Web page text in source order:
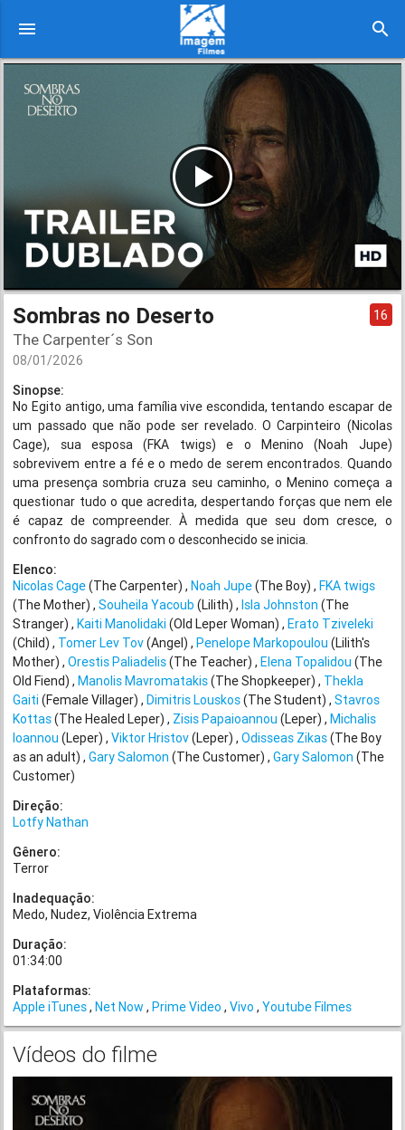
menu search
Sombras no Deserto 16
The Carpenter´s Son
08/01/2026
Sinopse:
No Egito antigo, uma família vive escondida, tentando escapar de
um passado que não pode ser revelado. O Carpinteiro (Nicolas
Cage), sua esposa (FKA twigs) e o Menino (Noah Jupe)
sobrevivem entre a fé e o medo de serem encontrados. Quando
uma presença sombria cruza seu caminho, o Menino começa a
questionar tudo o que acredita, despertando forças que nem ele
é capaz de compreender. À medida que seu dom cresce, o
confronto do sagrado com o desconhecido se inicia.
Elenco:
Nicolas Cage(The Carpenter) Noah Jupe(The Boy) FKA twigs
(The Mother) Souheila Yacoub (Lilith) Isla Johnston (The
Stranger) Kaiti Manolidaki (Old Leper Woman) Erato Tziveleki
(Child) Tomer Lev Tov(Angel) Penelope Markopoulou (Lilith's
Mother) Orestis Paliadelis(The Teacher) Elena Topalidou (The
Old Fiend) Manolis Mavromatakis(The Shopkeeper) Thekla
Gaiti (Female Villager) Dimitris Louskos(The Student) Stavros
Kottas(The Healed Leper) Zisis Papaioannou (Leper) Michalis
Ioannou (Leper) Viktor Hristov(Leper) Odisseas Zikas(The Boy
as an adult) Gary Salomon (The Customer) Gary Salomon (The
Customer)
Direção:
Lotfy Nathan
Gênero:
Terror
Inadequação:
Medo Nudez Violência Extrema
Duração:
01:34:00
Plataformas:
Apple iTunes Net Now Prime Video Vivo Youtube Filmes
Vídeos do filme